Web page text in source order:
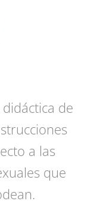
de
a las
que